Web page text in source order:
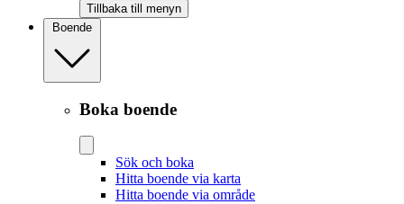
Tillbaka till menyn
Boende
Boka boende
Sök och boka
Hitta boende via karta
Hitta boende via område